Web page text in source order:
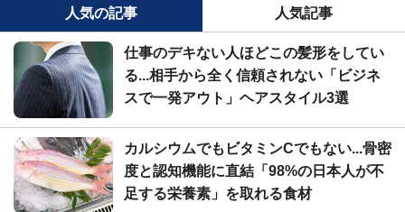
人気の記事 人気記事
仕事のデキない人ほどこの髪形をしてい
る...相手から全く信頼されない「ビジネ
スで一発アウト」ヘアスタイル3選
カルシウムでもビタミンCでもない...骨密
度と認知機能に直結「98%の日本人が不
足する栄養素」を取れる食材